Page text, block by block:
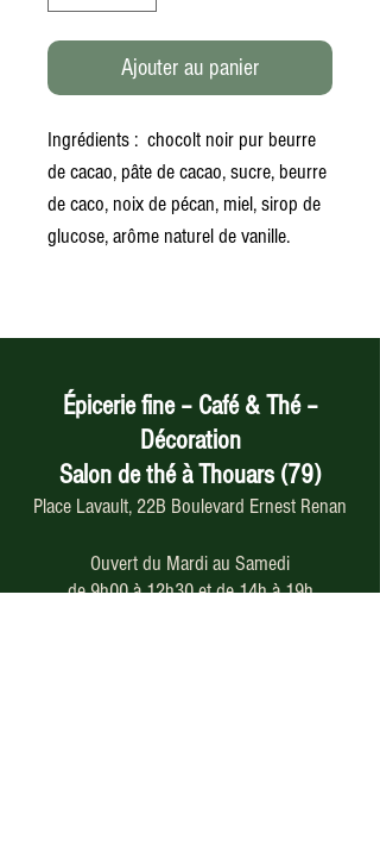
Ajouter au panier
Ingrédients : chocolt noir pur beurre
de cacao, pâte de cacao, sucre, beurre
de caco, noix de pécan, miel, sirop de
glucose, arôme naturel de vanille.
Épicerie fine – Café & Thé –
Décoration
Salon de thé à Thouars (79)
Place Lavault, 22B Boulevard Ernest Renan
Ouvert du Mardi au Samedi
de 9h00 à 12h30 et de 14h à 19h